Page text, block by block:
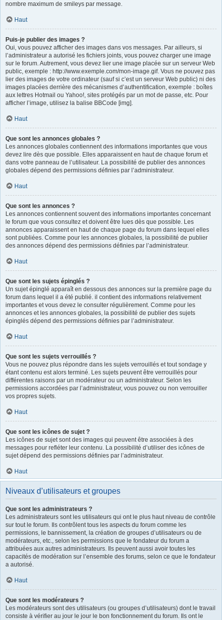
nombre maximum de smileys par message.
Haut
Puis-je publier des images ?
Oui, vous pouvez afficher des images dans vos messages. Par ailleurs, si
l’administrateur a autorisé les fichiers joints, vous pouvez charger une image
sur le forum. Autrement, vous devez lier une image placée sur un serveur Web
public, exemple : http://www.exemple.com/mon-image.gif. Vous ne pouvez pas
lier des images de votre ordinateur (sauf si c’est un serveur Web public) ni des
images placées derrière des mécanismes d’authentification, exemple : boîtes
aux lettres Hotmail ou Yahoo!, sites protégés par un mot de passe, etc. Pour
afficher l’image, utilisez la balise BBCode [img].
Haut
Que sont les annonces globales ?
Les annonces globales contiennent des informations importantes que vous
devez lire dès que possible. Elles apparaissent en haut de chaque forum et
dans votre panneau de l’utilisateur. La possibilité de publier des annonces
globales dépend des permissions définies par l’administrateur.
Haut
Que sont les annonces ?
Les annonces contiennent souvent des informations importantes concernant
le forum que vous consultez et doivent être lues dès que possible. Les
annonces apparaissent en haut de chaque page du forum dans lequel elles
sont publiées. Comme pour les annonces globales, la possibilité de publier
des annonces dépend des permissions définies par l’administrateur.
Haut
Que sont les sujets épinglés ?
Un sujet épinglé apparaît en dessous des annonces sur la première page du
forum dans lequel il a été publié. il contient des informations relativement
importantes et vous devez le consulter régulièrement. Comme pour les
annonces et les annonces globales, la possibilité de publier des sujets
épinglés dépend des permissions définies par l’administrateur.
Haut
Que sont les sujets verrouillés ?
Vous ne pouvez plus répondre dans les sujets verrouillés et tout sondage y
étant contenu est alors terminé. Les sujets peuvent être verrouillés pour
différentes raisons par un modérateur ou un administrateur. Selon les
permissions accordées par l’administrateur, vous pouvez ou non verrouiller
vos propres sujets.
Haut
Que sont les icônes de sujet ?
Les icônes de sujet sont des images qui peuvent être associées à des
messages pour refléter leur contenu. La possibilité d’utiliser des icônes de
sujet dépend des permissions définies par l’administrateur.
Haut
Niveaux d’utilisateurs et groupes
Que sont les administrateurs ?
Les administrateurs sont les utilisateurs qui ont le plus haut niveau de contrôle
sur tout le forum. Ils contrôlent tous les aspects du forum comme les
permissions, le bannissement, la création de groupes d’utilisateurs ou de
modérateurs, etc., selon les permissions que le fondateur du forum a
attribuées aux autres administrateurs. Ils peuvent aussi avoir toutes les
capacités de modération sur l’ensemble des forums, selon ce que le fondateur
a autorisé.
Haut
Que sont les modérateurs ?
Les modérateurs sont des utilisateurs (ou groupes d’utilisateurs) dont le travail
consiste à vérifier au jour le jour le bon fonctionnement du forum. Ils ont le